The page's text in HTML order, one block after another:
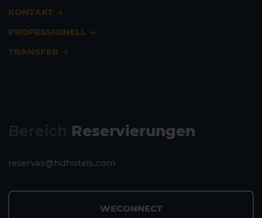
KONTAKT
PROFESSIONELL
TRANSFER
Reservierungen
reservas@hdhotels.com
WECONNECT